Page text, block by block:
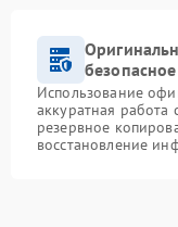
Использование
аккуратная работа
резервное
восстановление